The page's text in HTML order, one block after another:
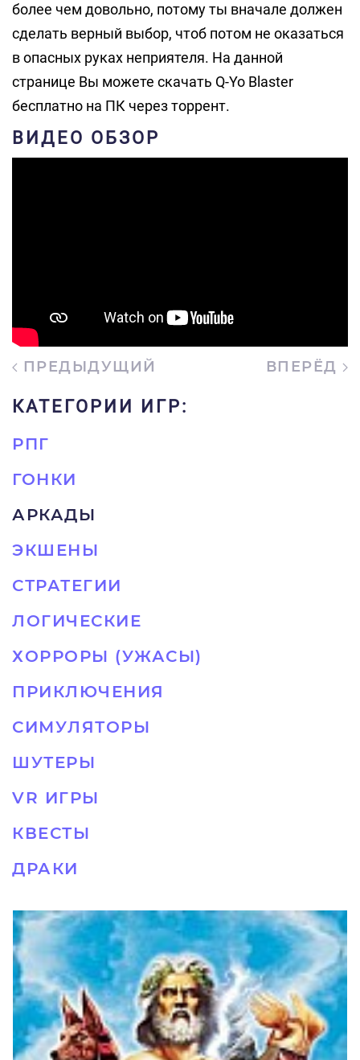
более чем довольно, потому ты вначале должен
сделать верный выбор, чтоб потом не оказаться
в опасных руках неприятеля. На данной
странице Вы можете скачать Q-Yo Blaster
бесплатно на ПК через торрент.
ВИДЕО ОБЗОР
ПРЕДЫДУЩИЙ ВПЕРЁД
КАТЕГОРИИ ИГР:
РПГ
ГОНКИ
АРКАДЫ
ЭКШЕНЫ
СТРАТЕГИИ
ЛОГИЧЕСКИЕ
ХОРРОРЫ (УЖАСЫ)
ПРИКЛЮЧЕНИЯ
СИМУЛЯТОРЫ
ШУТЕРЫ
VR ИГРЫ
КВЕСТЫ
ДРАКИ